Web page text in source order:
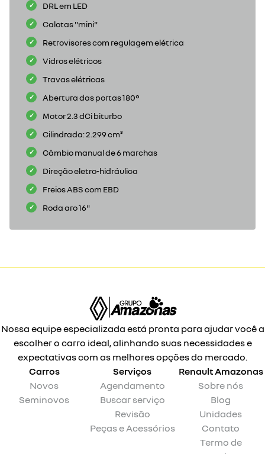
DRL em LED
Calotas "mini"
Retrovisores com regulagem elétrica
Vidros elétricos
Travas elétricas
Abertura das portas 180°
Motor 2.3 dCi biturbo
Cilindrada: 2.299 cm³
Câmbio manual de 6 marchas
Direção eletro-hidráulica
Freios ABS com EBD
Roda aro 16"
Nossa equipe especializada está pronta para ajudar você a
escolher o carro ideal, alinhando suas necessidades e
expectativas com as melhores opções do mercado.
Carros
Novos
Seminovos
Serviços
Agendamento
Buscar serviço
Revisão
Peças e Acessórios
Renault Amazonas
Sobre nós
Blog
Unidades
Contato
Termo de